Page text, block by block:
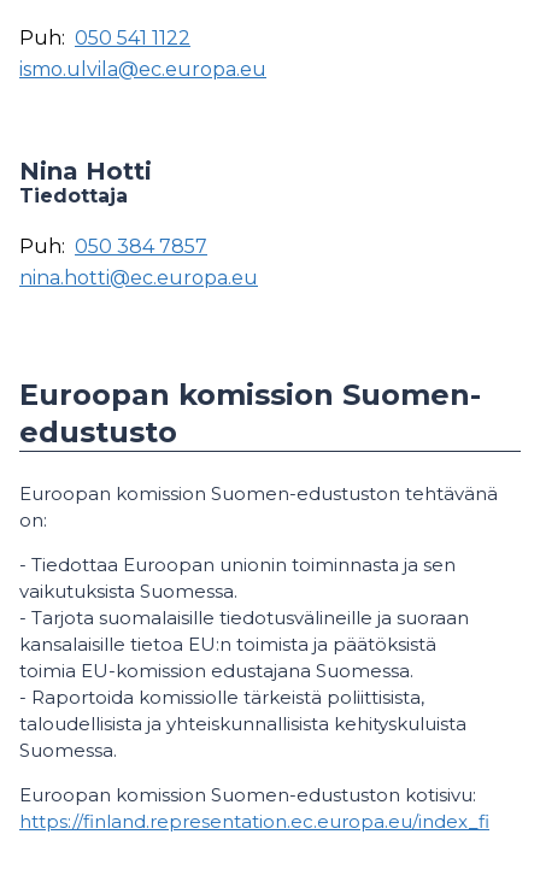
Puh: 050 541 1122
ismo.ulvila@ec.europa.eu
Nina Hotti
Tiedottaja
Puh: 050 384 7857
nina.hotti@ec.europa.eu
Euroopan komission Suomen-
edustusto
Euroopan komission Suomen-edustuston tehtävänä
on:
- Tiedottaa Euroopan unionin toiminnasta ja sen
vaikutuksista Suomessa.
- Tarjota suomalaisille tiedotusvälineille ja suoraan
kansalaisille tietoa EU:n toimista ja päätöksistä
toimia EU-komission edustajana Suomessa.
- Raportoida komissiolle tärkeistä poliittisista,
taloudellisista ja yhteiskunnallisista kehityskuluista
Suomessa.
Euroopan komission Suomen-edustuston kotisivu:
https://finland.representation.ec.europa.eu/index_fi